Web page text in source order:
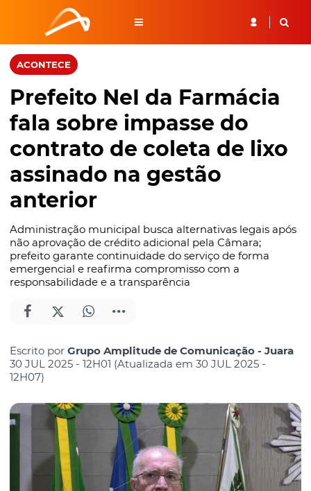
ACONTECE
Prefeito NeI da Farmácia
fala sobre impasse do
contrato de coleta de lixo
assinado na gestão
anterior
Administração municipal busca alternativas legais após
não aprovação de crédito adicional pela Câmara;
prefeito garante continuidade do serviço de forma
emergencial e reafirma compromisso com a
responsabilidade e a transparência
Escrito por Grupo Amplitude de Comunicação - Juara
30 JUL 2025 - 12H01 (Atualizada em 30 JUL 2025 -
12H07)